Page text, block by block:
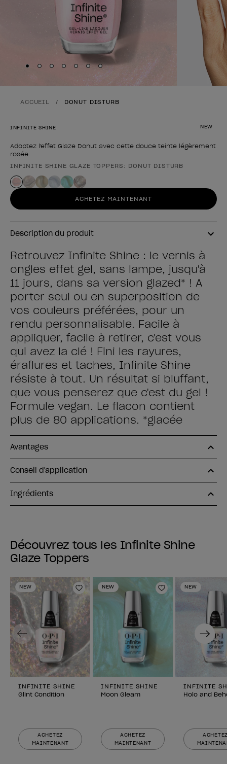
Skip to slide
Skip to slide
Skip to slide 3
Skip to slide
Skip to slide
Skip to slide 6
Skip to slide
ACCUEIL DONUT DISTURB
NEW
INFINITE SHINE
Adoptez l'effet Glaze Donut avec cette douce teinte légèrement
rosée.
Forme du produit
INFINITE SHINE GLAZE TOPPERS: DONUT DISTURB
ACHETEZ MAINTENANT
Description du produit
Retrouvez Infinite Shine : le vernis à
ongles effet gel, sans lampe, jusqu'à
11 jours, dans sa version glazed* ! A
porter seul ou en superposition de
vos couleurs préférées, pour un
rendu personnalisable. Facile à
appliquer, facile à retirer, c'est vous
qui avez la clé ! Fini les rayures,
éraflures et taches, Infinite Shine
résiste à tout. Un résultat si bluffant,
que vous penserez que c'est du gel !
Formule vegan. Le flacon contient
plus de 80 applications. *glacée
Avantages
Conseil d'application
Ingrédients
Découvrez tous les Infinite Shine
Glaze Toppers
NEW
Ajouter aux favoris
INFINITE SHINE
Glint Condition
ACHETEZ
MAINTENANT
NEW
Ajouter aux
INFINITE SHINE
Moon Gleam
ACHETEZ
MAINTENANT
NEW
INFINITE
Holo and
Previous Next